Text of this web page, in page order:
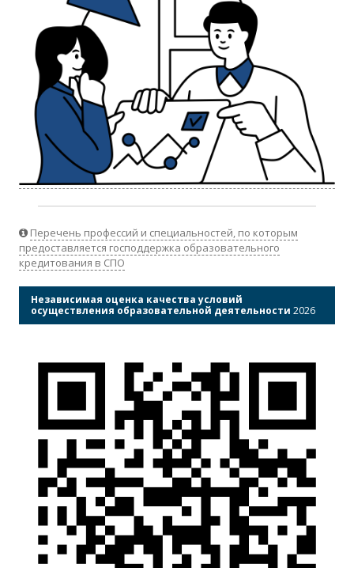
Перечень профессий и специальностей, по которым
предоставляется господдержка образовательного
кредитования в СПО
Независимая оценка качества условий
осуществления образовательной деятельности 2026